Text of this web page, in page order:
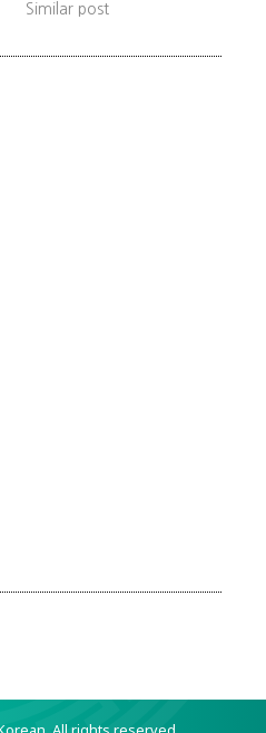
Similar post